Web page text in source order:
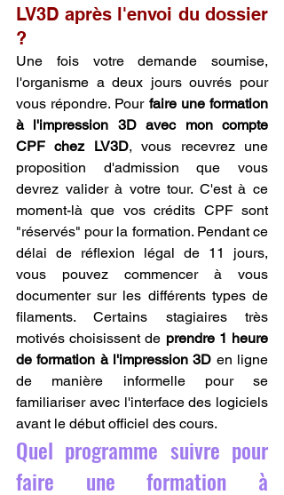
LV3D après l'envoi du dossier
?
Une fois votre demande soumise,
l'organisme a deux jours ouvrés pour
vous répondre. Pour faire une formation
à l'impression 3D avec mon compte
CPF chez LV3D, vous recevrez une
proposition d'admission que vous
devrez valider à votre tour. C'est à ce
moment-là que vos crédits CPF sont
"réservés" pour la formation. Pendant ce
délai de réflexion légal de 11 jours,
vous pouvez commencer à vous
documenter sur les différents types de
filaments. Certains stagiaires très
motivés choisissent de prendre 1 heure
de formation à l'impression 3D en ligne
de manière informelle pour se
familiariser avec l'interface des logiciels
avant le début officiel des cours.
Quel programme suivre pour
faire une formation à